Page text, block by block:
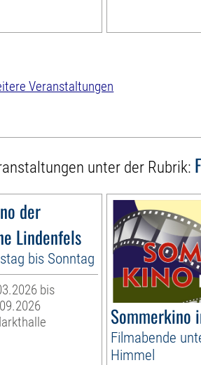
Veranstaltungen
unter der Rubrik:
der
Lindenfels
bis Sonntag
bis
Sommerkino
Filmabende
Himmel